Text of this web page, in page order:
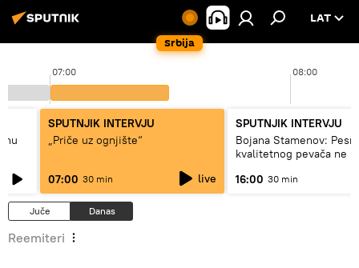
Srbija
LAT
07:00 08:00
SPUTNJIK INTERVJU
„Priče uz ognjište“
07:00 30 min live
SPUTNJIK INTERVJU
Bojana Stamenov:
kvalitetnog pevača ne
16:00 30 min
Juče Danas
Reemiteri